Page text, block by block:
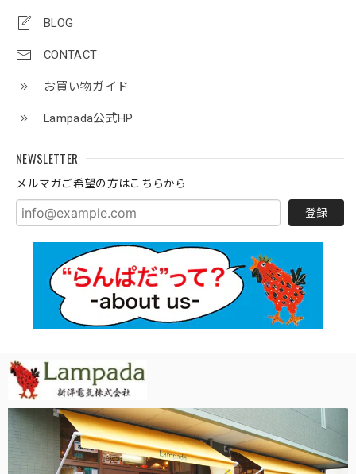
BLOG
CONTACT
お買い物ガイド
Lampada公式HP
NEWSLETTER
メルマガご希望の方はこちらから
登録